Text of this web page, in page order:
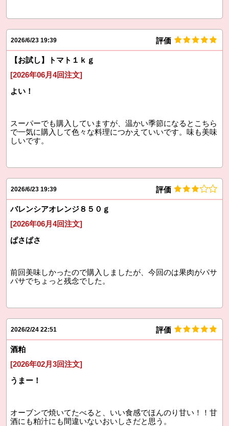
2026/6/23 19:39 評価
【お試し】トマト１ｋｇ
[2026年06月4回注文]
よい！
スーパーでも購入していますが、温かい季節になるとこちら
で一気に購入して色々な料理につかえていいです。味も美味
しいです。
2026/6/23 19:39 評価
バレンシアオレンジ８５０ｇ
[2026年06月4回注文]
ぱさぱさ
前回美味しかったので購入しましたが、今回のは果肉がパサ
パサでちょっと残念でした。
2026/2/24 22:51 評価
酒粕
[2026年02月3回注文]
うまー！
オーブンで焼いてたべると、いい食感でほんのり甘い！！甘
酒にも粕汁にも間違いないおいしさだと思う。